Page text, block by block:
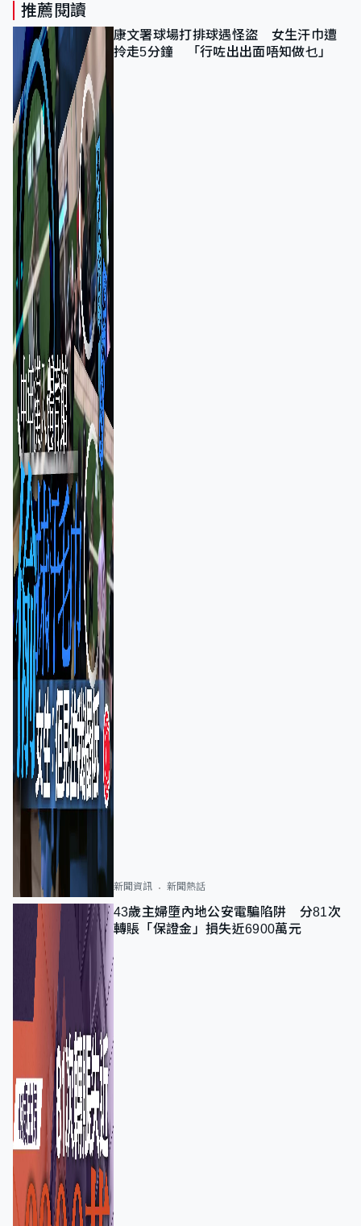
推薦閱讀
康文署球場打排球遇怪盜 女生汗巾遭
拎走5分鐘 「行咗出出面唔知做乜」
新聞資訊 新聞熱話
43歲主婦墮內地公安電騙陷阱 分81次
轉賬「保證金」損失近6900萬元